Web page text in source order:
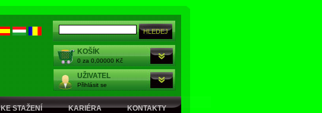
KOŠÍK
0 za 0,00000 Kč
UŽIVATEL
Přihlásit se
KE STAŽENÍ KARIÉRA KONTAKTY